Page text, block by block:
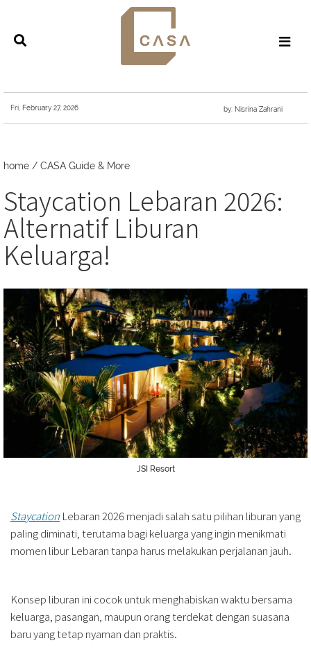
Fri, February 27, 2026 by: Nisrina Zahrani
home / CASA Guide & More
Staycation Lebaran 2026:
Alternatif Liburan
Keluarga!
JSI Resort
Staycation Lebaran 2026 menjadi salah satu pilihan liburan yang
paling diminati, terutama bagi keluarga yang ingin menikmati
momen libur Lebaran tanpa harus melakukan perjalanan jauh.
Konsep liburan ini cocok untuk menghabiskan waktu bersama
keluarga, pasangan, maupun orang terdekat dengan suasana
baru yang tetap nyaman dan praktis.